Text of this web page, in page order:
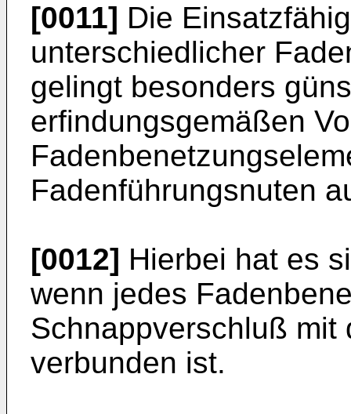
[0011] Die
unterschiedlicher
gelingt besonders
erfindungsgemäßen
Fadenführungsnuten
[0012] Hierbei hat es
wenn jedes
Schnappverschluß mit
verbunden ist.